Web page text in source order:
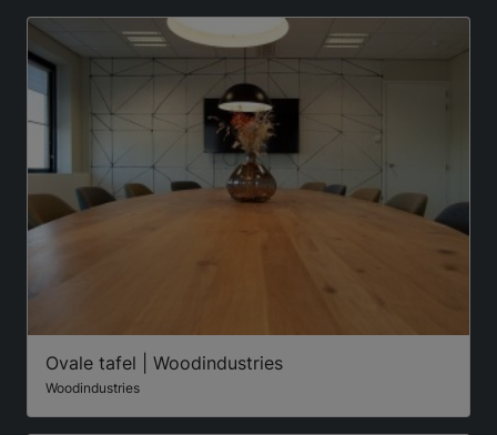
Ovale tafel | Woodindustries
Woodindustries